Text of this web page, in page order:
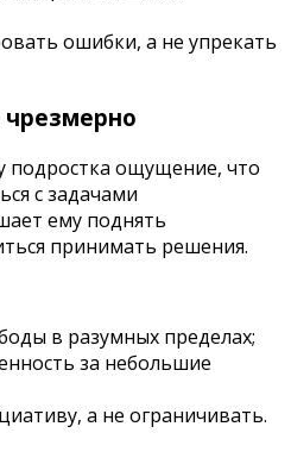
ошибки, а не упрекать
чрезмерно
подростка ощущение, что
с задачами
ему поднять
принимать решения.
в разумных пределах;
за небольшие
а не ограничивать.